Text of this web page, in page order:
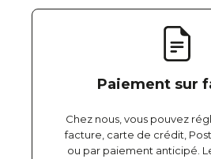
Paiement sur
Chez nous, vous pouvez
facture, carte de crédit,
ou par paiement anticipé.